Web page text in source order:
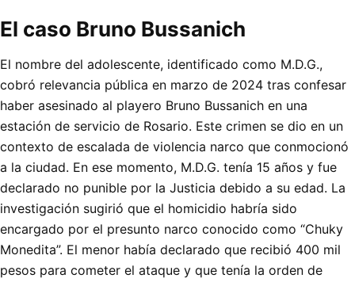
El caso Bruno Bussanich
El nombre del adolescente, identificado como M.D.G.,
cobró relevancia pública en marzo de 2024 tras confesar
haber asesinado al playero Bruno Bussanich en una
estación de servicio de Rosario. Este crimen se dio en un
contexto de escalada de violencia narco que conmocionó
a la ciudad. En ese momento, M.D.G. tenía 15 años y fue
declarado no punible por la Justicia debido a su edad. La
investigación sugirió que el homicidio habría sido
encargado por el presunto narco conocido como “Chuky
Monedita”. El menor había declarado que recibió 400 mil
pesos para cometer el ataque y que tenía la orden de